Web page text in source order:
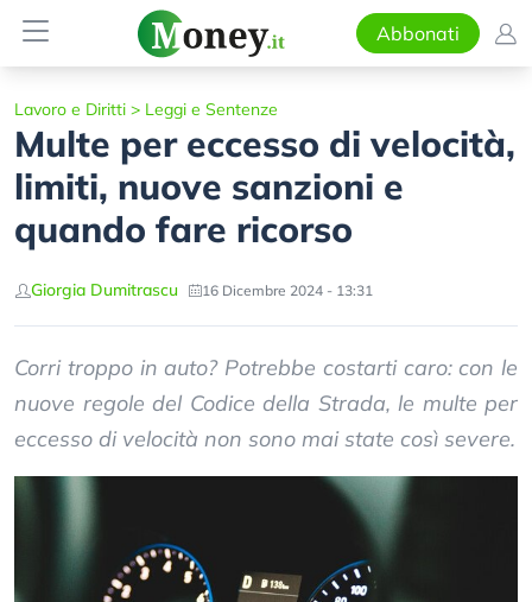
Abbonati
Lavoro e Diritti > Leggi e Sentenze
Multe per eccesso di velocità,
limiti, nuove sanzioni e
quando fare ricorso
Giorgia Dumitrascu 16 Dicembre 2024 - 13:31
Corri troppo in auto? Potrebbe costarti caro: con le
nuove regole del Codice della Strada, le multe per
eccesso di velocità non sono mai state così severe.